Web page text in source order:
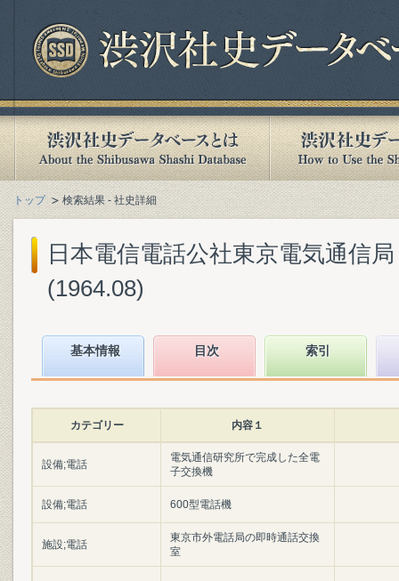
トップ 検索結果 - 社史詳細
日本電信電話公社東京電気通信
(1964.08)
基本情報 目次 索引
カテゴリー 内容１
設備;電話
電気通信研究所で完成した全電
子交換機
設備;電話 600型電話機
施設;電話
東京市外電話局の即時通話交換
室